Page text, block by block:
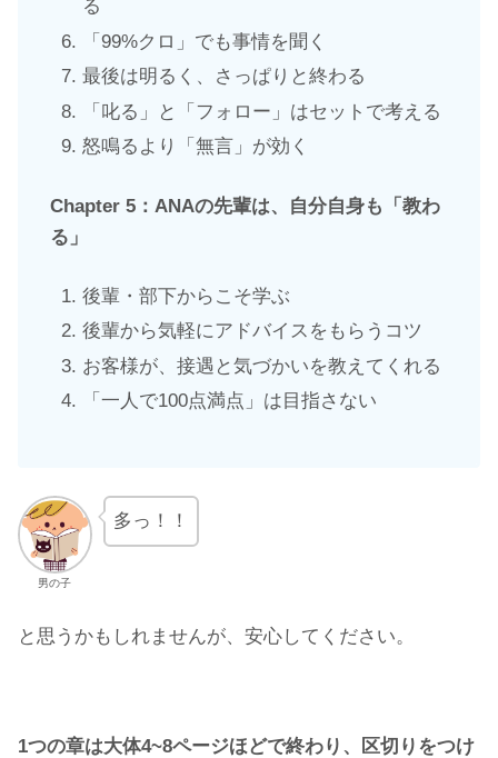
る
「99%クロ」でも事情を聞く
最後は明るく、さっぱりと終わる
「叱る」と「フォロー」はセットで考える
怒鳴るより「無言」が効く
Chapter 5：ANAの先輩は、自分自身も「教わ
る」
後輩・部下からこそ学ぶ
後輩から気軽にアドバイスをもらうコツ
お客様が、接遇と気づかいを教えてくれる
「一人で100点満点」は目指さない
男の子
多っ！！
と思うかもしれませんが、安心してください。
1つの章は大体4~8ページほどで終わり、区切りをつけ